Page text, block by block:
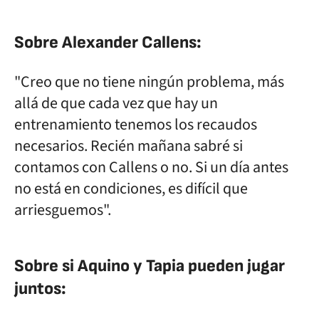
Sobre Alexander Callens:
"Creo que no tiene ningún problema, más
allá de que cada vez que hay un
entrenamiento tenemos los recaudos
necesarios. Recién mañana sabré si
contamos con Callens o no. Si un día antes
no está en condiciones, es difícil que
arriesguemos".
Sobre si Aquino y Tapia pueden jugar
juntos: